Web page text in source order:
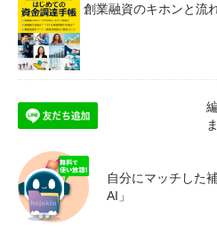
創業融資のキホンと流
自分にマッチした
AI」